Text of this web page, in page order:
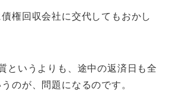
権回収会社に交代してもおかし
というよりも、途中の返済日も全
のが、問題になるのです。